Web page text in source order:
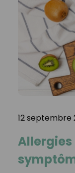
12 septembre
Allergies